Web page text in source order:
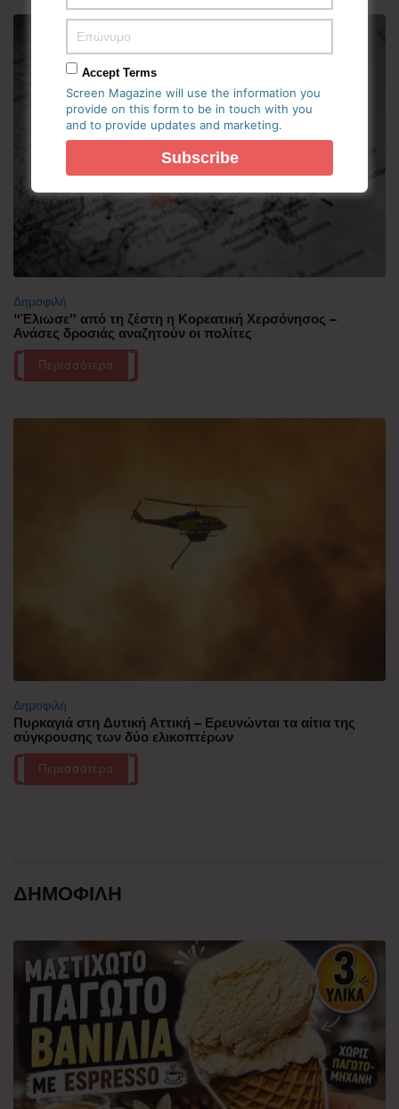
Δημοφιλή
“Έλιωσε” από τη ζέστη η Κορεατική Χερσόνησος –
Ανάσες δροσιάς αναζητούν οι πολίτες
Περισσότερα
Δημοφιλή
Πυρκαγιά στη Δυτική Αττική – Ερευνώνται τα αίτια της
σύγκρουσης των δύο ελικοπτέρων
Περισσότερα
ΔΗΜΟΦΙΛΗ
Accept Terms
Screen Magazine will use the information you
provide on this form to be in touch with you
and to provide updates and marketing.